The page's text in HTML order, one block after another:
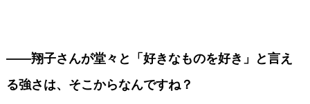
――翔子さんが堂々と「好きなものを好き」と言え
る強さは、そこからなんですね？